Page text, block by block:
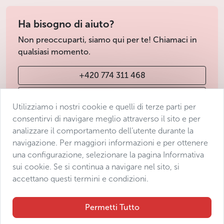
Zuppa di patate alla maniera tradizionale ceca
Risotto alle verdure
Spiedini di verdure grigliate con salsa al sesamo,
serviti con purè di patate
Macedonia di frutta
Menù senza glutine
Petto d’anatra e di tacchino affumicati, serviti su
un letto di lattuga e decorati con fette di
barbabietola rossa e gialla, mousse di formaggio
e pane senza glutine
Brodo di pollo con carne e verdure
Risotto alle verdure
Tutti i piatti principali possono essere adattati con
piccole modifiche per soddisfare una dieta priva
Macedonia di frutta
Ha bisogno di aiuto?
Non preoccuparti, siamo qui per te! Chiamaci in
qualsiasi momento.
+420 774 311 468
Condizioni di vendita
Protezione dei dati
Dichiarazione di accessibilità
Manage consent
Utilizziamo i nostri cookie e quelli di terze parti per
consentirvi di navigare meglio attraverso il sito e per
analizzare il comportamento dell’utente durante la
navigazione. Per maggiori informazioni e per ottenere
una configurazione, selezionare la pagina Informativa
sui cookie. Se si continua a navigare nel sito, si
accettano questi termini e condizioni.
Permetti Tutto